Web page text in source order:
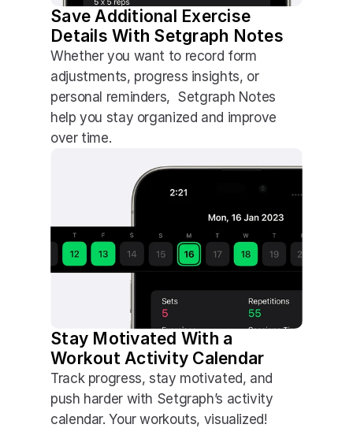
Save Additional Exercise
Details With Setgraph Notes
Whether you want to record form
adjustments, progress insights, or
personal reminders,  Setgraph Notes
help you stay organized and improve
over time.
Stay Motivated With a
Workout Activity Calendar
Track progress, stay motivated, and
push harder with Setgraph’s activity
calendar. Your workouts, visualized!